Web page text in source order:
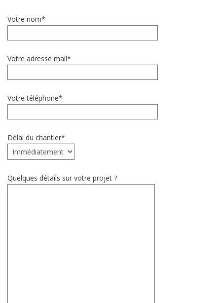
Votre nom*
Votre adresse mail*
Votre téléphone*
Délai du chantier*
Quelques détails sur votre projet ?